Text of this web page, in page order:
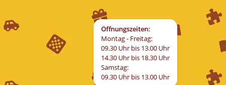
Öffnungszeiten:
Montag - Freitag:
09.30 Uhr bis 13.00 Uhr
14.30 Uhr bis 18.30 Uhr
Samstag:
09.30 Uhr bis 13.00 Uhr